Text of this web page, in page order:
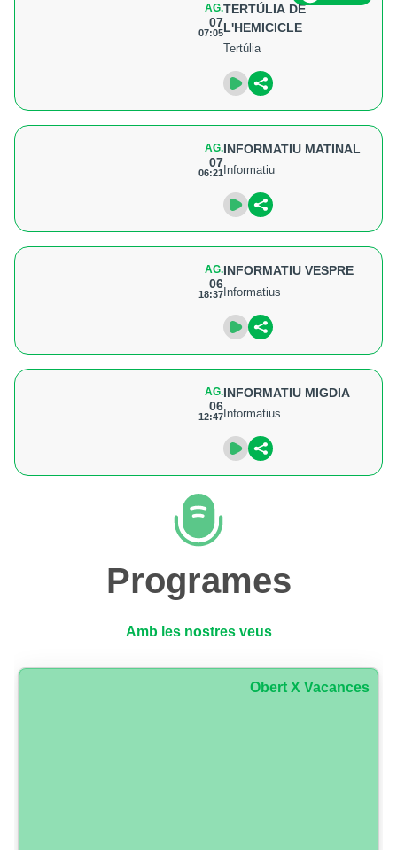
AG.
07
07:05
TERTÚLIA DE
L'HEMICICLE
Tertúlia
AG.
07
06:21
INFORMATIU MATINAL
Informatiu
AG.
06
18:37
INFORMATIU VESPRE
Informatius
AG.
06
12:47
INFORMATIU MIGDIA
Informatius
Programes
Amb les nostres veus
Obert X Vacances